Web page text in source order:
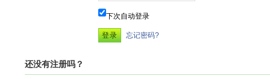
下次自动登录
忘记密码?
还没有注册吗？